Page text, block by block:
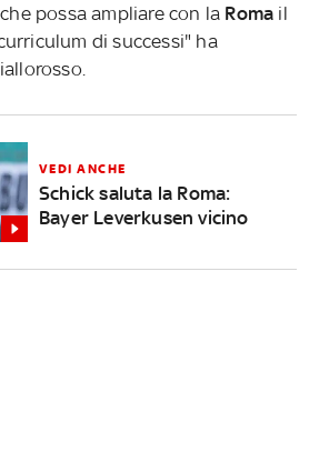
possa ampliare con la Roma il
di successi" ha
VEDI ANCHE
Schick saluta la Roma:
Bayer Leverkusen vicino